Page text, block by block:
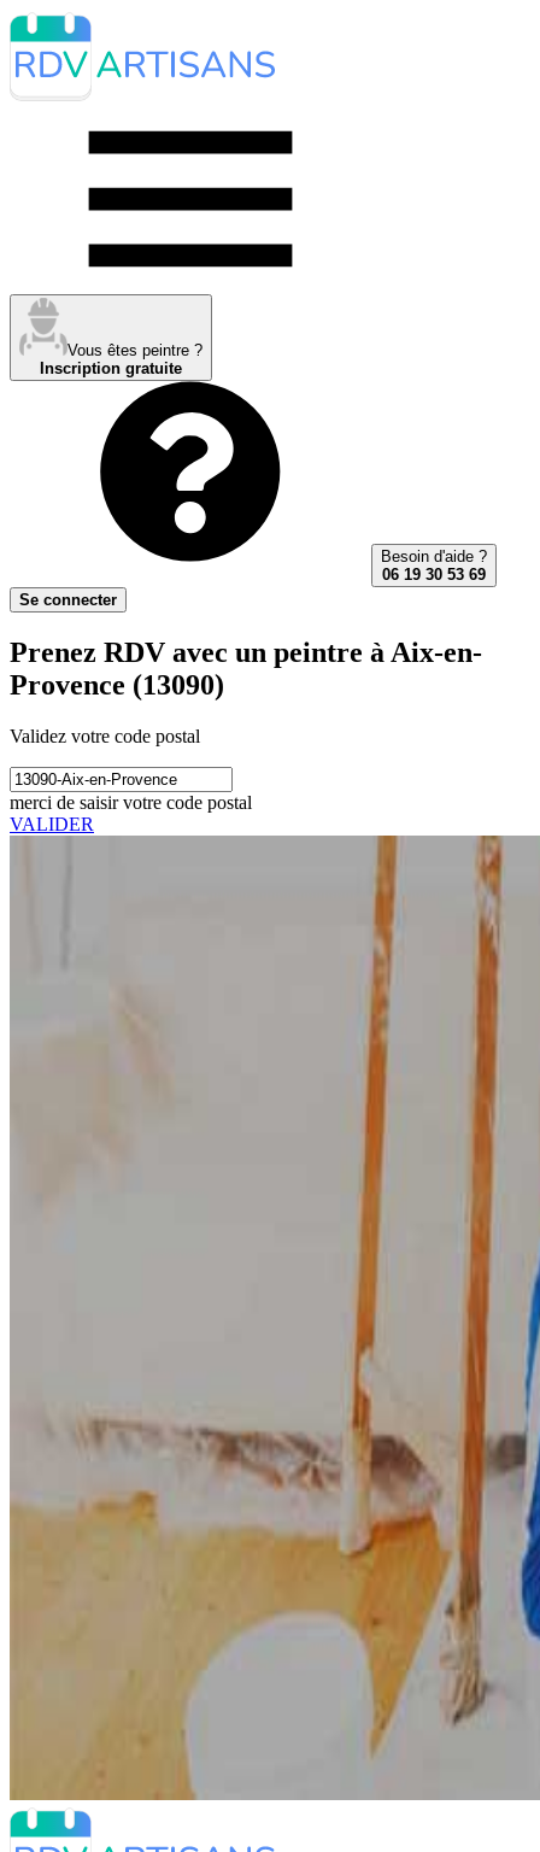
Vous êtes peintre ?
Inscription gratuite
Besoin d'aide ?
06 19 30 53 69
Se connecter
Prenez RDV avec un peintre à Aix-en-
Provence (13090)
Validez votre code postal
merci de saisir votre code postal
VALIDER